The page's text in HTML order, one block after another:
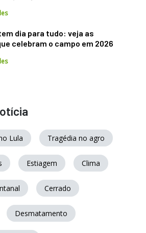
dia para tudo: veja as
celebram o campo em 2026
Lula Tragédia no agro
Estiagem Clima
Cerrado
Desmatamento